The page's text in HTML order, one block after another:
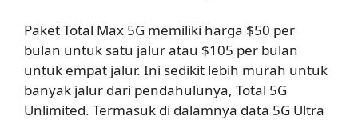
Paket Total Max 5G memiliki harga $50 per
bulan untuk satu jalur atau $105 per bulan
untuk empat jalur. Ini sedikit lebih murah untuk
banyak jalur dari pendahulunya, Total 5G
Unlimited. Termasuk di dalamnya data 5G Ultra